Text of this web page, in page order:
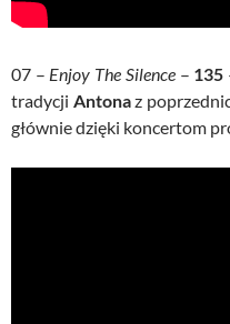
07 – Enjoy The Silence– 135
tradycji Antonaz
głównie dzięki koncertom